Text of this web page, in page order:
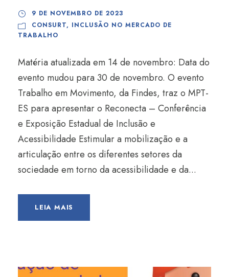
9 DE NOVEMBRO DE 2023
CONSURT, INCLUSÃO NO MERCADO DE
TRABALHO
Matéria atualizada em 14 de novembro: Data do
evento mudou para 30 de novembro. O evento
Trabalho em Movimento, da Findes, traz o MPT-
ES para apresentar o Reconecta – Conferência
e Exposição Estadual de Inclusão e
Acessibilidade Estimular a mobilização e a
articulação entre os diferentes setores da
sociedade em torno da acessibilidade e da...
LEIA MAIS